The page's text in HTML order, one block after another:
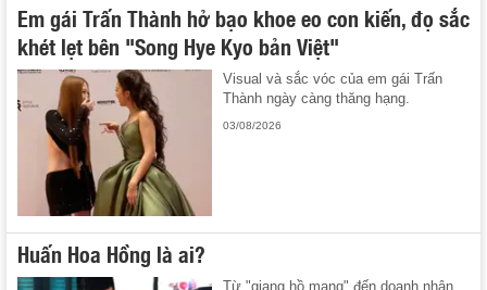
Em gái Trấn Thành hở bạo khoe eo con kiến, đọ sắc
khét lẹt bên "Song Hye Kyo bản Việt"
Visual và sắc vóc của em gái Trấn
Thành ngày càng thăng hạng.
03/08/2026
Huấn Hoa Hồng là ai?
Từ "giang hồ mạng" đến doanh nhân,